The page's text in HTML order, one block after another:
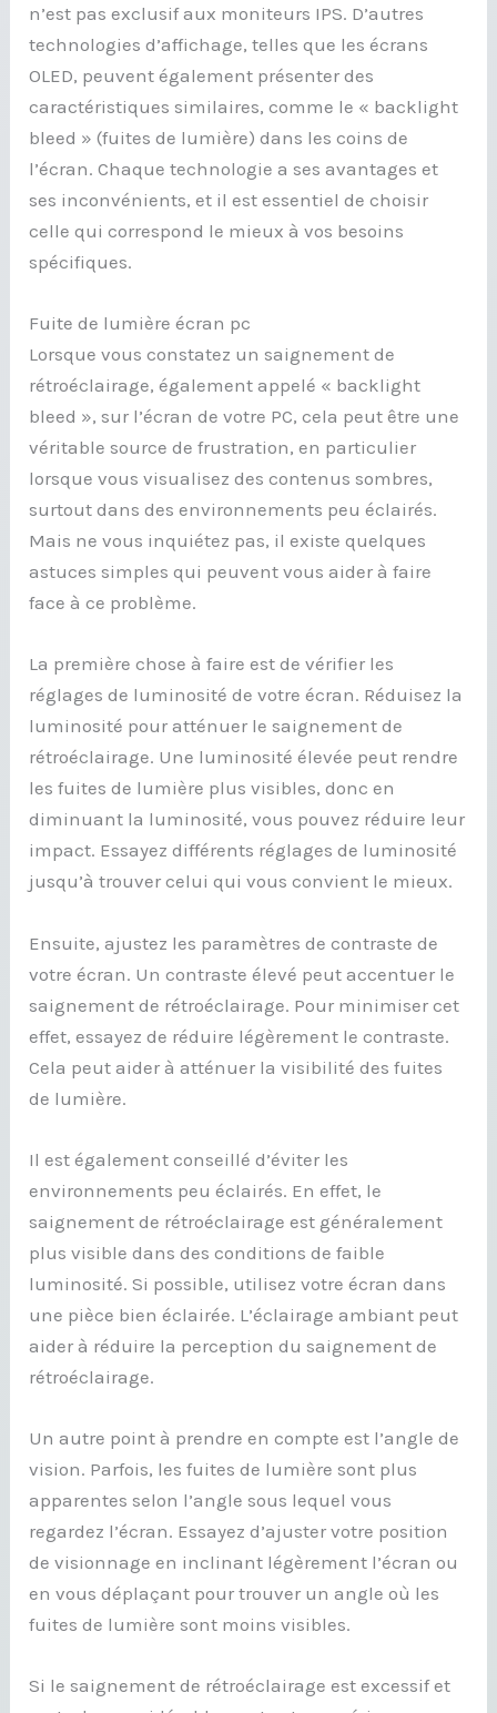
n’est pas exclusif aux moniteurs IPS. D’autres
technologies d’affichage, telles que les écrans
OLED, peuvent également présenter des
caractéristiques similaires, comme le « backlight
bleed » (fuites de lumière) dans les coins de
l’écran. Chaque technologie a ses avantages et
ses inconvénients, et il est essentiel de choisir
celle qui correspond le mieux à vos besoins
spécifiques.
Fuite de lumière écran pc
Lorsque vous constatez un saignement de
rétroéclairage, également appelé « backlight
bleed », sur l’écran de votre PC, cela peut être une
véritable source de frustration, en particulier
lorsque vous visualisez des contenus sombres,
surtout dans des environnements peu éclairés.
Mais ne vous inquiétez pas, il existe quelques
astuces simples qui peuvent vous aider à faire
face à ce problème.
La première chose à faire est de vérifier les
réglages de luminosité de votre écran. Réduisez la
luminosité pour atténuer le saignement de
rétroéclairage. Une luminosité élevée peut rendre
les fuites de lumière plus visibles, donc en
diminuant la luminosité, vous pouvez réduire leur
impact. Essayez différents réglages de luminosité
jusqu’à trouver celui qui vous convient le mieux.
Ensuite, ajustez les paramètres de contraste de
votre écran. Un contraste élevé peut accentuer le
saignement de rétroéclairage. Pour minimiser cet
effet, essayez de réduire légèrement le contraste.
Cela peut aider à atténuer la visibilité des fuites
de lumière.
Il est également conseillé d’éviter les
environnements peu éclairés. En effet, le
saignement de rétroéclairage est généralement
plus visible dans des conditions de faible
luminosité. Si possible, utilisez votre écran dans
une pièce bien éclairée. L’éclairage ambiant peut
aider à réduire la perception du saignement de
rétroéclairage.
Un autre point à prendre en compte est l’angle de
vision. Parfois, les fuites de lumière sont plus
apparentes selon l’angle sous lequel vous
regardez l’écran. Essayez d’ajuster votre position
de visionnage en inclinant légèrement l’écran ou
en vous déplaçant pour trouver un angle où les
fuites de lumière sont moins visibles.
Si le saignement de rétroéclairage est excessif et